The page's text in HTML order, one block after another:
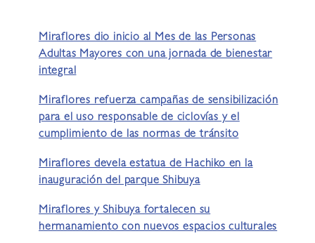
Miraflores dio inicio al Mes de las Personas
Adultas Mayores con una jornada de bienestar
integral
Miraflores refuerza campañas de sensibilización
para el uso responsable de ciclovías y el
cumplimiento de las normas de tránsito
Miraflores devela estatua de Hachiko en la
inauguración del parque Shibuya
Miraflores y Shibuya fortalecen su
hermanamiento con nuevos espacios culturales